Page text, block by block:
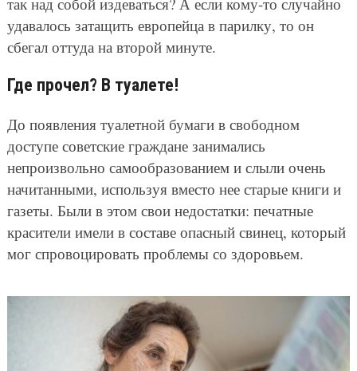
удавалось затащить европейца в парилку, то он
сбегал оттуда на второй минуте.
Где прочел? В туалете!
До появления туалетной бумаги в свободном
доступе советские граждане занимались
непроизвольно самообразованием и слыли очень
начитанными, используя вместо нее старые книги и
газеты. Были в этом свои недостатки: печатные
красители имели в составе опасный свинец, который
мог спровоцировать проблемы со здоровьем.